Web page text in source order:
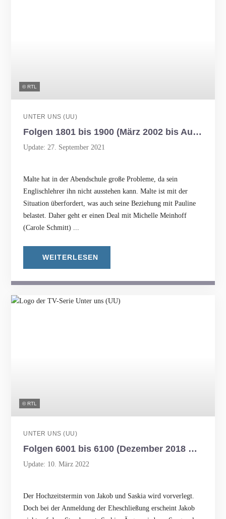
© RTL
UNTER UNS (UU)
Folgen 1801 bis 1900 (März 2002 bis August 2002)
Update: 27. September 2021
Malte hat in der Abendschule große Probleme, da sein
Englischlehrer ihn nicht ausstehen kann. Malte ist mit der
Situation überfordert, was auch seine Beziehung mit Pauline
belastet. Daher geht er einen Deal mit Michelle Meinhoff
(Carole Schmitt) ...
WEITERLESEN
© RTL
UNTER UNS (UU)
Folgen 6001 bis 6100 (Dezember 2018 bis Mai 2019)
Update: 10. März 2022
Der Hochzeitstermin von Jakob und Saskia wird vorverlegt.
Doch bei der Anmeldung der Eheschließung erscheint Jakob